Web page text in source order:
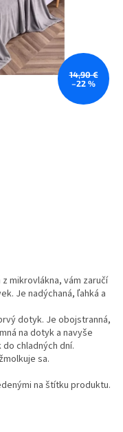
14,90 €
–22 %
mikrovlákna, vám zaručí
Je nadýchaná, ľahká a
dotyk. Je obojstranná,
na dotyk a navyše
chladných dní.
sa.
na štítku produktu.